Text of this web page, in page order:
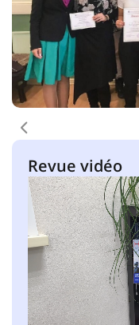
Antécédent
Revue vidéo